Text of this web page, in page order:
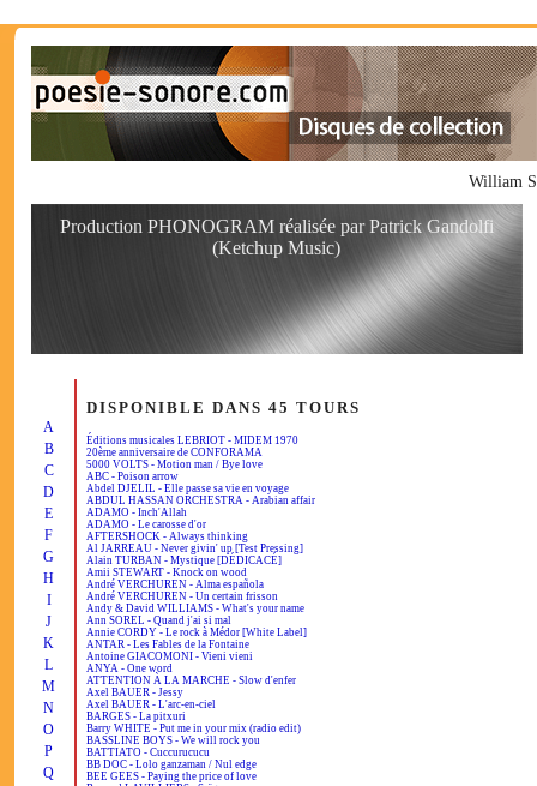
William
Production PHONOGRAM réalisée par Patrick Gandolfi
(Ketchup Music)
A
B
C
D
E
F
G
H
I
J
K
L
M
N
O
P
Q
DISPONIBLE DANS 45 TOURS
Éditions musicales LEBRIOT - MIDEM 1970
20ème anniversaire de CONFORAMA
5000 VOLTS - Motion man / Bye love
ABC - Poison arrow
Abdel DJELIL - Elle passe sa vie en voyage
ABDUL HASSAN ORCHESTRA - Arabian affair
ADAMO - Inch'Allah
ADAMO - Le carosse d'or
AFTERSHOCK - Always thinking
Al JARREAU - Never givin' up [Test Pressing]
Alain TURBAN - Mystique [DÉDICACÉ]
Amii STEWART - Knock on wood
André VERCHUREN - Alma española
André VERCHUREN - Un certain frisson
Andy & David WILLIAMS - What's your name
Ann SOREL - Quand j'ai si mal
Annie CORDY - Le rock à Médor [White Label]
ANTAR - Les Fables de la Fontaine
Antoine GIACOMONI - Vieni vieni
ANYA - One word
ATTENTION À LA MARCHE - Slow d'enfer
Axel BAUER - Jessy
Axel BAUER - L'arc-en-ciel
BARGES - La pitxuri
Barry WHITE - Put me in your mix (radio edit)
BASSLINE BOYS - We will rock you
BATTIATO - Cuccurucucu
BB DOC - Lolo ganzaman / Nul edge
BEE GEES - Paying the price of love